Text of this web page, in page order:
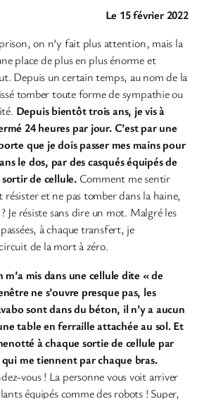
Le 15 février 2022
on n’y fait plus attention, mais la
place de plus en plus énorme et
Depuis un certain temps, au nom de la
tomber toute forme de sympathie ou
Depuis bientôt trois ans, je vis à
24 heures par jour. C’est par une
que je dois passer mes mains pour
le dos, par des casqués équipés de
de cellule.Comment me sentir
résister et ne pas tomber dans la haine,
Je résiste sans dire un mot. Malgré les
à chaque transfert, je
de la mort à zéro.
m’a mis dans une cellule dite « de
ne s’ouvre presque pas, les
sont dans du béton, il n’y a aucun
table en ferraille attachée au sol. Et
à chaque sortie de cellule par
me tiennent par chaque bras.
vous ! La personne vous voit arriver
équipés comme des robots ! Super,